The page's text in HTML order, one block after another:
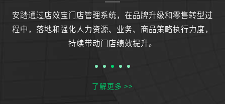
安踏通过店效宝门店管理系统，在品牌升级和零售转型过
程中，落地和强化人力资源、业务、商品策略执行力度，
持续带动门店绩效提升。
了解更多 >>